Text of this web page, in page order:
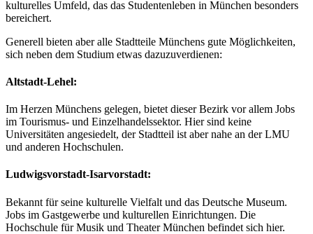
kulturelles Umfeld, das das Studentenleben in München besonders
bereichert.
Generell bieten aber alle Stadtteile Münchens gute Möglichkeiten,
sich neben dem Studium etwas dazuzuverdienen:
Altstadt-Lehel:
Im Herzen Münchens gelegen, bietet dieser Bezirk vor allem Jobs
im Tourismus- und Einzelhandelssektor. Hier sind keine
Universitäten angesiedelt, der Stadtteil ist aber nahe an der LMU
und anderen Hochschulen.
Ludwigsvorstadt-Isarvorstadt:
Bekannt für seine kulturelle Vielfalt und das Deutsche Museum.
Jobs im Gastgewerbe und kulturellen Einrichtungen. Die
Hochschule für Musik und Theater München befindet sich hier.